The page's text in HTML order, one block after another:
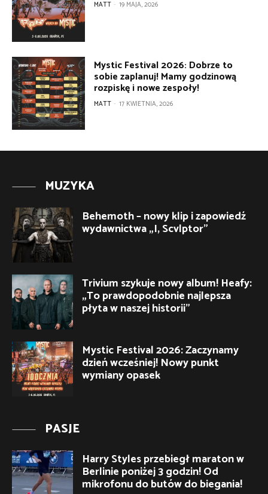
MATT - 19 MAJA, 2026
Mystic Festival 2026: Dobrze to
sobie zaplanuj! Mamy godzinową
rozpiskę i nowe zespoły!
MATT - 17 KWIETNIA, 2026
MUZYKA
Behemoth – nowy klip i zapowiedź
wydawnictwa „I, Scvlptor”
Trivium szykuje nowy album! Heafy:
„To prawdopodobnie najlepsza
płyta w naszej historii”
Mystic Festival 2026: Zaczynamy
dzień wcześniej! Nowy punkt
wymiany opasek
PASJE
Harry Styles przebiegł maraton w
Berlinie poniżej 3 godzin! Od
mikrofonu do butów do biegania!